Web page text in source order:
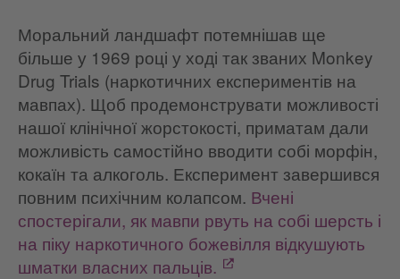
Моральний ландшафт потемнішав ще
більше у 1969 році у ході так званих Monkey
Drug Trials (наркотичних експериментів на
мавпах). Щоб продемонструвати можливості
нашої клінічної жорстокості, приматам дали
можливість самостійно вводити собі морфін,
кокаїн та алкоголь. Експеримент завершився
повним психічним колапсом. Вчені
спостерігали, як мавпи рвуть на собі шерсть і
на піку наркотичного божевілля відкушують
шматки власних пальців.